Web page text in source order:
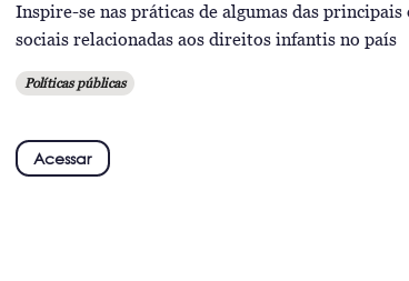
Inspire-se nas práticas de algumas das principais
sociais relacionadas aos direitos infantis no país
Políticas públicas
Acessar